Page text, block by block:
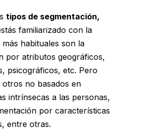
tipos de segmentación,
familiarizado con la
habituales son la
por atributos geográficos,
psicográficos, etc. Pero
otros no basados en
intrínsecas a las personas,
por características
entre otras.